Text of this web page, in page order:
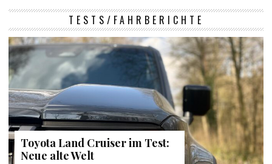
TESTS/FAHRBERICHTE
Toyota Land Cruiser im Test:
Neue alte Welt